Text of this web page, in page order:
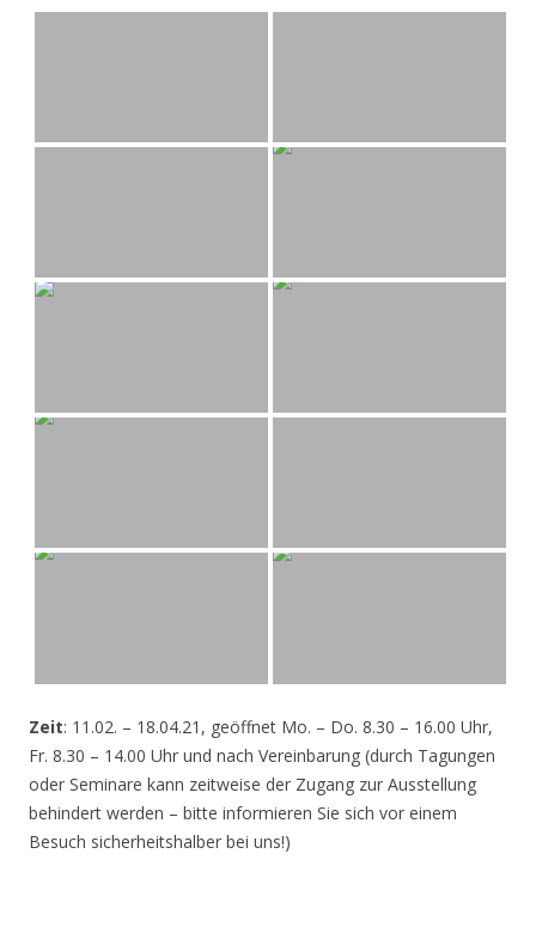
Zeit: 11.02. – 18.04.21, geöffnet Mo. – Do. 8.30 – 16.00 Uhr,
Fr. 8.30 – 14.00 Uhr und nach Vereinbarung (durch Tagungen
oder Seminare kann zeitweise der Zugang zur Ausstellung
behindert werden – bitte informieren Sie sich vor einem
Besuch sicherheitshalber bei uns!)